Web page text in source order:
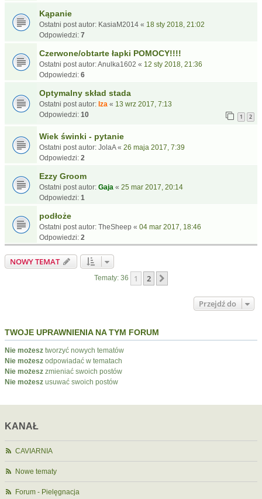
Kąpanie
Ostatni post autor: KasiaM2014 « 18 sty 2018, 21:02
Odpowiedzi: 7
Czerwone/obtarte łapki POMOCY!!!!
Ostatni post autor:Anulka1602 « 12 sty 2018, 21:36
Odpowiedzi: 6
Optymalny skład stada
Ostatni post autor: Iza « 13 wrz 2017, 7:13
Odpowiedzi: 10 1 2
Wiek świnki - pytanie
Ostatni post autor: JolaA« 26 maja 2017, 7:39
Odpowiedzi: 2
Ezzy Groom
Ostatni post autor: Gaja « 25 mar 2017, 20:14
Odpowiedzi: 1
podłoże
Ostatni post autor: TheSheep « 04 mar 2017, 18:46
Odpowiedzi: 2
NOWY TEMAT
Tematy: 36 1 2
Przejdź do
TWOJE UPRAWNIENIA NA TYM FORUM
Nie możesz tworzyć nowych tematów
Nie możesz odpowiadać w tematach
Nie możesz zmieniać swoich postów
Nie możesz usuwać swoich postów
KANAŁ
CAVIARNIA
Nowe tematy
Forum - Pielęgnacja